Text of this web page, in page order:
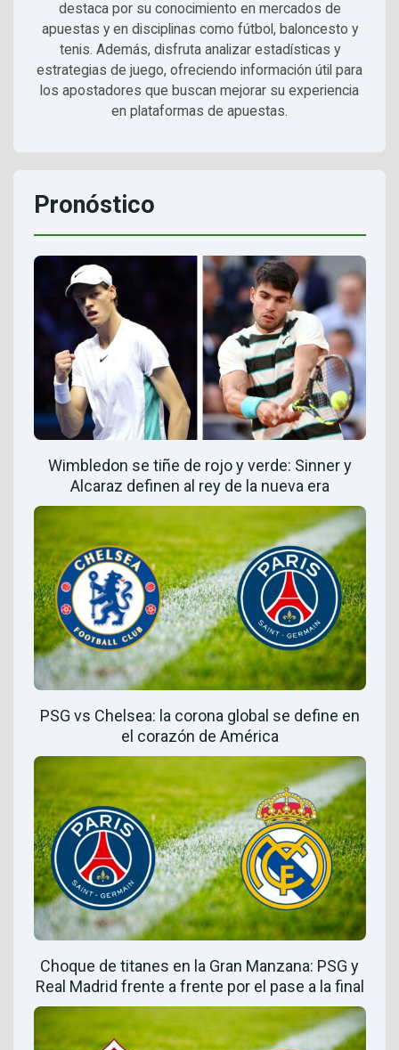
destaca por su conocimiento en mercados de
apuestas y en disciplinas como fútbol, baloncesto y
tenis. Además, disfruta analizar estadísticas y
estrategias de juego, ofreciendo información útil para
los apostadores que buscan mejorar su experiencia
en plataformas de apuestas.
Pronóstico
Wimbledon se tiñe de rojo y verde: Sinner y
Alcaraz definen al rey de la nueva era
PSG vs Chelsea: la corona global se define en
el corazón de América
Choque de titanes en la Gran Manzana: PSG y
Real Madrid frente a frente por el pase a la final